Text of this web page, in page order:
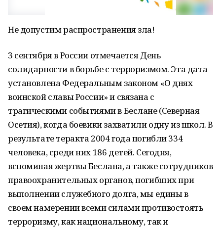
Не допустим распространения зла!
3 сентября в России отмечается День
солидарности в борьбе с терроризмом. Эта дата
установлена Федеральным законом «О днях
воинской славы России» и связана с
трагическими событиями в Беслане (Северная
Осетия), когда боевики захватили одну из школ. В
результате теракта 2004 года погибли 334
человека, среди них 186 детей. Сегодня,
вспоминая жертвы Беслана, а также сотрудников
правоохранительных органов, погибших при
выполнении служебного долга, мы едины в
своем намерении всеми силами противостоять
терроризму, как национальному, так и